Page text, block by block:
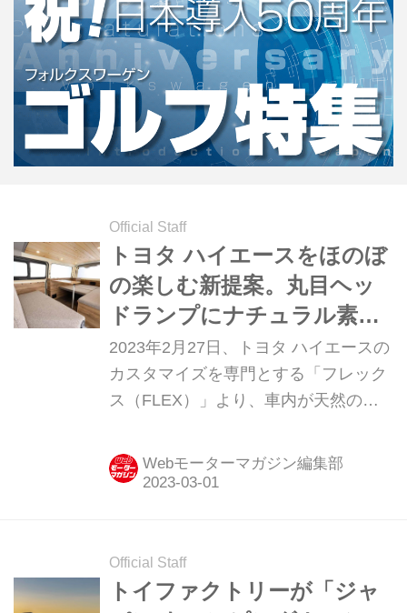
Official Staff
トヨタ ハイエースをほのぼ
の楽しむ新提案。丸目ヘッ
ドランプにナチュラル素材
のインテリアがとっても優
しい「ウッドヴィレッジ」
が登場
2023年2月27日、トヨタ ハイエースの
カスタマイズを専門とする「フレック
ス（FLEX）」より、車内が天然の木
ィレッジ（Wood Village）」ならび
に、丸目フェイスチェンジキット「ア
ルランプ「Classicテールランプ」の発
表が行われた。ともに、3月1日より販
Webモーターマガジン編集部
Official Staff
トイファクトリーが「ジャ